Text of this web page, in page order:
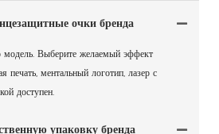
очки бренда
Выберите желаемый эффект
печать, ментальный логотип, лазер с
доступен.
упаковку бренда